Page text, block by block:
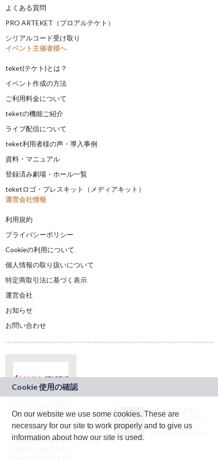
よくある質問
PRO ARTEKET（プロアルテケト）
シリアルコード受け取り
イベント主催者様へ
teket(テケト)とは？
イベント作成の方法
ご利用料金について
teketの機能ご紹介
ライブ配信について
teket利用者様の声・導入事例
資料・マニュアル
登録済み劇場・ホール一覧
teketロゴ・プレスキット（メディアキット）
運営会社情報
利用規約
プライバシーポリシー
Cookieの利用について
個人情報の取り扱いについて
特定商取引法に基づく表示
運営会社
お知らせ
お問い合わせ
ドコモグループの新
規事業創出プログラ
ム「docomo
STARTUP」を通じて
JASRAC許諾番号：
9024936001Y45037
JASRAC許諾番号：
On our website we use some cookies. These are
necessary for our site to work properly and to give us
information about how our site is used.